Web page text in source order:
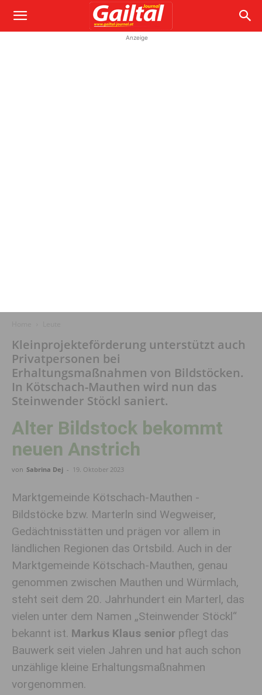
Anzeige
Kleinprojekteförderung unterstützt auch
Privatpersonen bei
Erhaltungsmaßnahmen von Bildstöcken.
In Kötschach-Mauthen wird nun das
Steinwender Stöckl saniert.
Alter Bildstock bekommt
neuen Anstrich
von Sabrina Dej - 19. Oktober 2023
Marktgemeinde Kötschach-Mauthen -
Bildstöcke bzw. Marterln sind Wegweiser,
Gedächtnisstätten und prägen vor allem in
ländlichen Regionen das Ortsbild. Auch in der
Marktgemeinde Kötschach-Mauthen, genau
genommen zwischen Mauthen und Würmlach,
steht seit dem 20. Jahrhundert ein Marterl, das
vielen unter dem Namen „Steinwender Stöckl“
bekannt ist. Markus Klaus senior pflegt das
Bauwerk seit vielen Jahren und hat auch schon
unzählige kleine Erhaltungsmaßnahmen
vorgenommen.